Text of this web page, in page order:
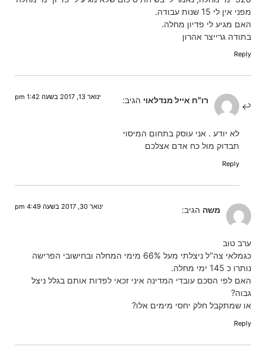
מפני אין לי 15 שנות עבודה.
האם מגיע לי פדיון מחלה.
בתודה גרייצר אהרון
Reply
רו"ח אייל מנדלאוי הגיב: ינואר 13, 2017 בשעה 1:42 pm
לא יודע . אני עוסק בתחום המיסוי
תבדוק מול כח אדם אצלכם
Reply
משה הגיב: ינואר 30, 2017 בשעה 4:49 pm
ערב טוב
כגמלאי צה"ל ניצלתי מעל 66% מימי המחלה ובחישובי הפרישה
נותרו כ 145 ימי מחלה.
האם לפי הסכם עובדי המדינה איני זכאי לפדות אותם בגלל ניצל
גבוה?
או שמתקבל חלק יחסי מימים אלו?
Reply